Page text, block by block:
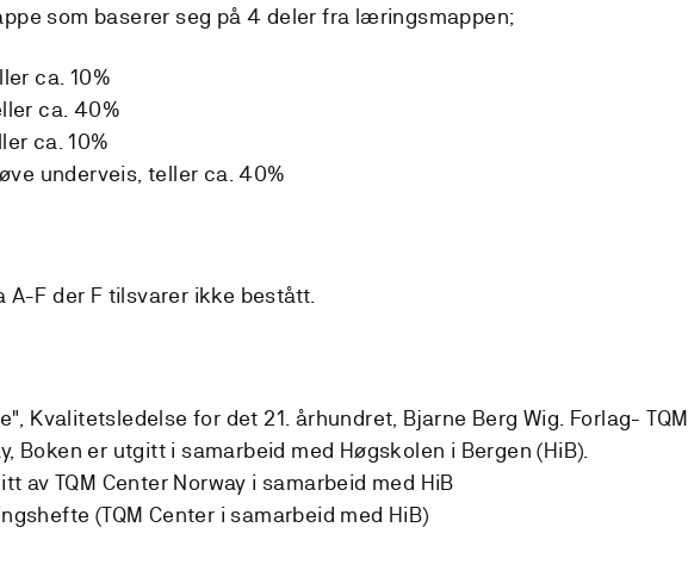
som baserer seg på 4 deler fra læringsmappen;
ca. 10%
ca. 40%
ca. 10%
underveis, teller ca. 40%
A-F der F tilsvarer ikke bestått.
Kvalitetsledelse for det 21. århundret, Bjarne Berg Wig. Forlag- TQM
Boken er utgitt i samarbeid med Høgskolen i Bergen (HiB).
av TQM Center Norway i samarbeid med HiB
(TQM Center i samarbeid med HiB)